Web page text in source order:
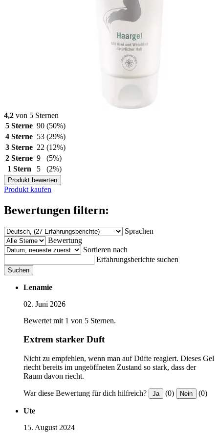
4,2 von 5 Sternen
5 Sterne 90 (50%)
4 Sterne 53 (29%)
3 Sterne 22 (12%)
2 Sterne 9
(5%)
1 Stern
5 (2%)
Produkt bewerten
Produkt kaufen
Bewertungen filtern:
Sprachen
Bewertung
Sortieren nach
Erfahrungsberichte suchen
Suchen
Lenamie
02. Juni 2026
Bewertet mit 1 von 5 Sternen.
Extrem starker Duft
Nicht zu empfehlen, wenn man auf Düfte reagiert. Dieses Gel
riecht bereits im ungeöffneten Zustand so stark, dass der
Raum davon riecht.
War diese Bewertung für dich hilfreich? Ja (0) Nein (0)
Ute
15. August 2024